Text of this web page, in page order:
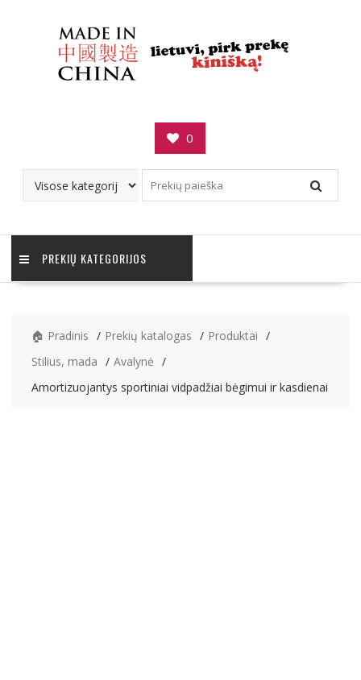
0
PREKIŲ KATEGORIJOS
🏠 Pradinis Prekių katalogas
Produktai
Stilius, mada
Avalynė
Amortizuojantys sportiniai vidpadžiai bėgimui ir kasdienai